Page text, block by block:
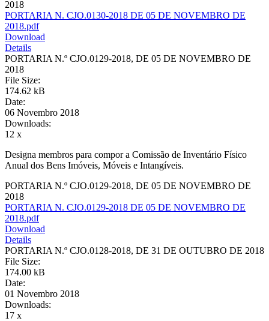
2018
PORTARIA N. CJO.0130-2018 DE 05 DE NOVEMBRO DE
2018.pdf
Download
Details
PORTARIA N.º CJO.0129-2018, DE 05 DE NOVEMBRO DE
2018
File Size:
174.62 kB
Date:
06 Novembro 2018
Downloads:
12 x
Designa membros para compor a Comissão de Inventário Físico
Anual dos Bens Imóveis, Móveis e Intangíveis.
PORTARIA N.º CJO.0129-2018, DE 05 DE NOVEMBRO DE
2018
PORTARIA N. CJO.0129-2018 DE 05 DE NOVEMBRO DE
2018.pdf
Download
Details
PORTARIA N.º CJO.0128-2018, DE 31 DE OUTUBRO DE 2018
File Size:
174.00 kB
Date:
01 Novembro 2018
Downloads:
17 x